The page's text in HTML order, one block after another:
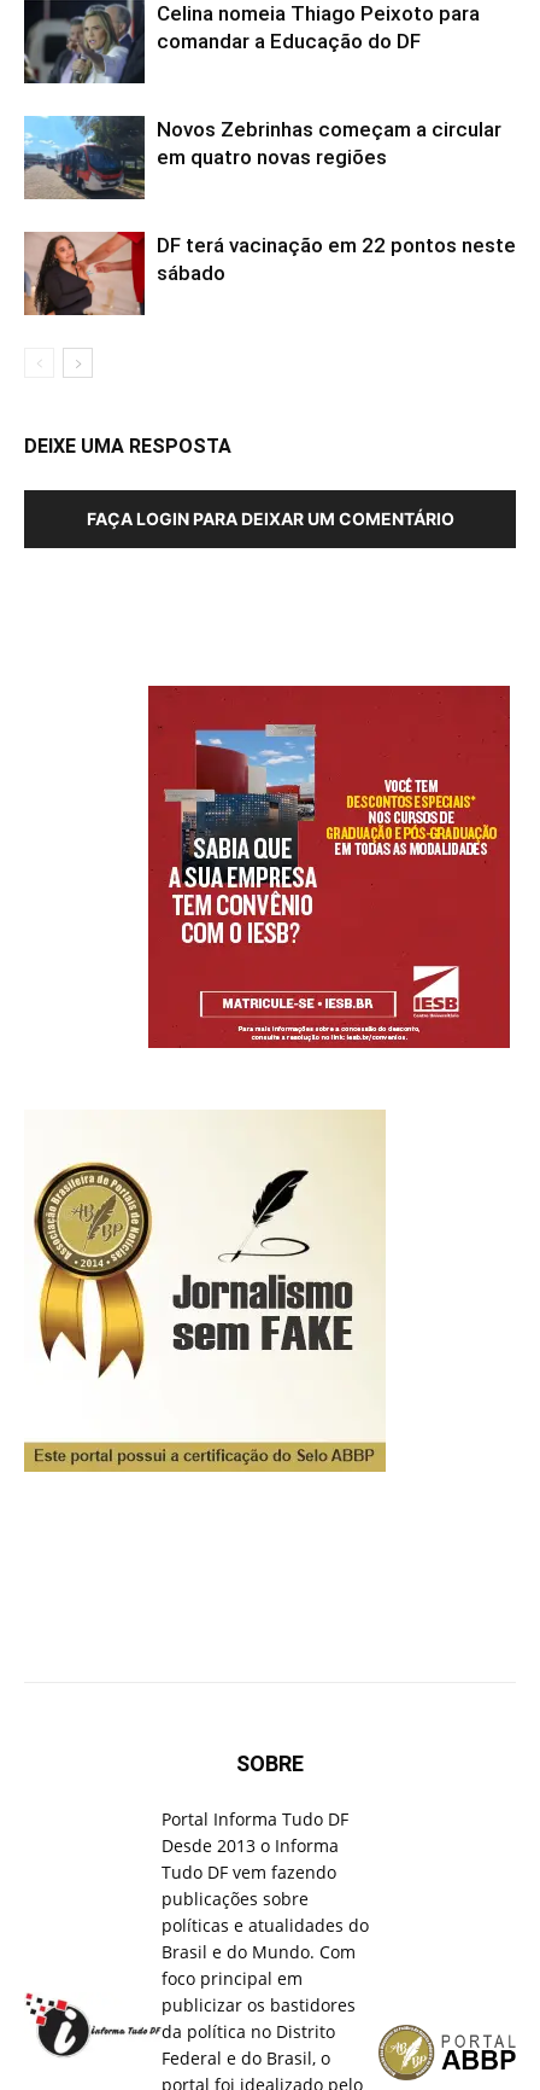
Celina nomeia Thiago Peixoto para
comandar a Educação do DF
Novos Zebrinhas começam a circular
em quatro novas regiões
DF terá vacinação em 22 pontos neste
sábado
DEIXE UMA RESPOSTA
FAÇA LOGIN PARA DEIXAR UM COMENTÁRIO
SOBRE
Portal Informa Tudo DF
Desde 2013 o Informa
Tudo DF vem fazendo
publicações sobre
políticas e atualidades do
Brasil e do Mundo. Com
foco principal em
publicizar os bastidores
da política no Distrito
Federal e do Brasil, o
portal foi idealizado pelo